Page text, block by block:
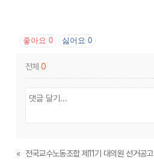
좋아요 0 싫어요0
전체 0
« 전국교수노동조합 제11기 대의원 선거공고